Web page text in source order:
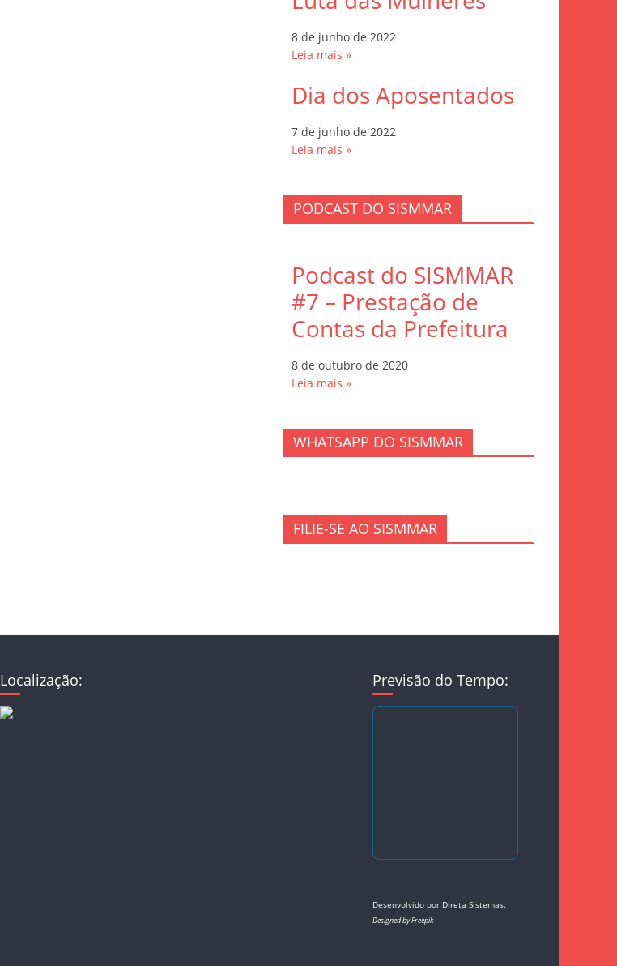
8 de junho de 2022
Leia mais »
Dia dos Aposentados
7 de junho de 2022
Leia mais »
PODCAST DO SISMMAR
Podcast do SISMMAR
#7 – Prestação de
Contas da Prefeitura
8 de outubro de 2020
Leia mais »
WHATSAPP DO SISMMAR
FILIE-SE AO SISMMAR
Localização: Previsão do Tempo:
Desenvolvido por Direta Sistemas.
Designed by Freepik